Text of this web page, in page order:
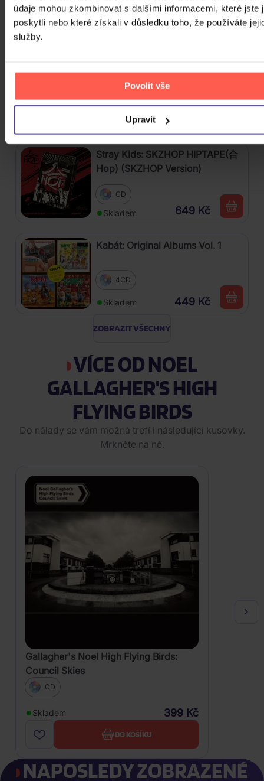
údaje mohou zkombinovat s dalšími informacemi, které jste
poskytli nebo které získali v důsledku toho, že používáte
služby.
Povolit vše
Upravit
3CD
399 Kč
CD
Skladem
Stray Kids: SKZHOP HIPTAPE(合
Hop) (SKZHOP Version)
CD
Skladem 649 Kč
Kabát: Original Albums Vol. 1
4CD
Skladem 449 Kč
ZOBRAZIT VŠECHNY
VÍCE OD NOEL
GALLAGHER'S HIGH
FLYING BIRDS
Do nálady se vám možná trefí i následující kusovky.
Mrkněte na ně.
Gallagher's Noel High Flying Birds:
Council Skies
CD
Skladem 399 Kč
DO KOŠÍKU
NAPOSLEDY ZOBRAZENÉ